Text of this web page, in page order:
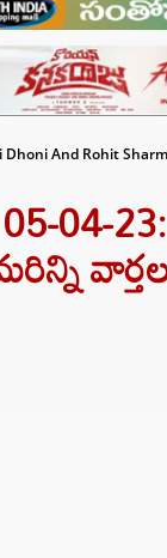
Dhoni And Rohit
04-23: